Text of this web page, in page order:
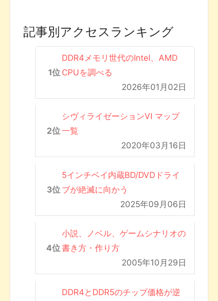
記事別アクセスランキング
DDR4メモリ世代のIntel、AMD
CPUを調べる
2026年01月02日
シヴィライゼーションVI マップ
一覧
2020年03月16日
5インチベイ内蔵BD/DVDドライ
ブが絶滅に向かう
2025年09月06日
小説、ノベル、ゲームシナリオの
書き方・作り方
2005年10月29日
DDR4とDDR5のチップ価格が逆